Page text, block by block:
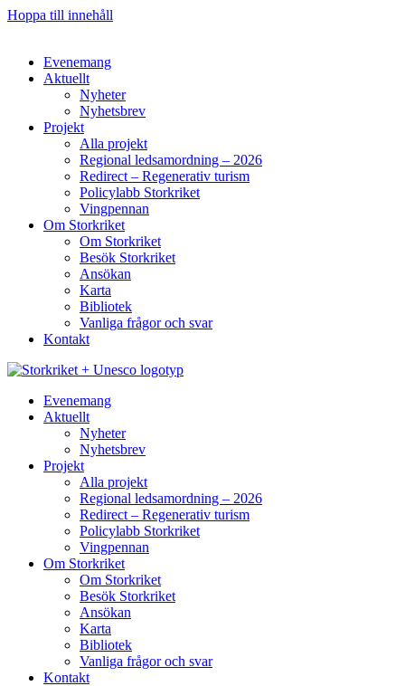
Hoppa till innehåll
Evenemang
Aktuellt
Nyheter
Nyhetsbrev
Projekt
Alla projekt
Regional ledsamordning – 2026
Redirect – Regenerativ turism
Policylabb Storkriket
Vingpennan
Om Storkriket
Om Storkriket
Besök Storkriket
Ansökan
Karta
Bibliotek
Vanliga frågor och svar
Kontakt
Evenemang
Aktuellt
Nyheter
Nyhetsbrev
Projekt
Alla projekt
Regional ledsamordning – 2026
Redirect – Regenerativ turism
Policylabb Storkriket
Vingpennan
Om Storkriket
Om Storkriket
Besök Storkriket
Ansökan
Karta
Bibliotek
Vanliga frågor och svar
Kontakt